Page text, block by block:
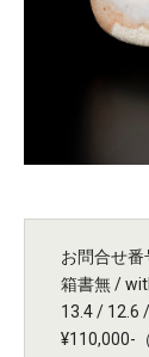
お問合せ番
箱書無 /
13.4 / 12.6
¥110,000-